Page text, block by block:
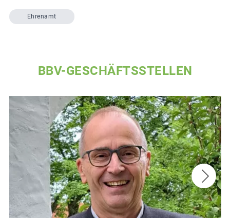
Ehrenamt
BBV-GESCHÄFTSSTELLEN